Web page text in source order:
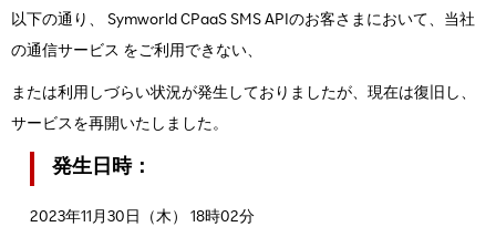
以下の通り、 Symworld CPaaS SMS APIのお客さまにおいて、当社
の通信サービス をご利用できない、
または利用しづらい状況が発生しておりましたが、現在は復旧し、
サービスを再開いたしました。
発生日時：
2023年11月30日（木） 18時02分